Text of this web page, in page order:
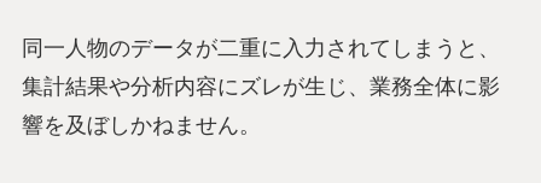
同一人物のデータが二重に入力されてしまうと、
集計結果や分析内容にズレが生じ、業務全体に影
響を及ぼしかねません。